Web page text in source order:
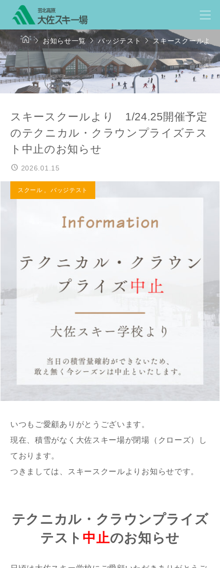
 お知らせ一覧バッジテスト スキースクールよ
スキースクールより 1/24.25開催予定
のテクニカル・クラウンプライズテス
ト中止のお知らせ
2026.01.15
スクール , バッジテスト
いつもご愛顧ありがとうございます。
現在、積雪がなく大佐スキー場が閉場（クローズ）し
ております。
つきましては、スキースクールよりお知らせです。
テクニカル・クラウンプライズ
テスト 中止のお知らせ